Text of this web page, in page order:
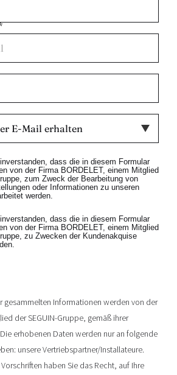
dass die in diesem Formular
von der Firma BORDELET, einem Mitglied
zum Zweck der Bearbeitung von
oder Informationen zu unseren
werden.
dass die in diesem Formular
von der Firma BORDELET, einem Mitglied
zu Zwecken der Kundenakquise
gesammelten Informationen werden von der
der SEGUIN-Gruppe, gemäß ihrer
Die erhobenen Daten werden nur an folgende
unsere Vertriebspartner/Installateure.
haben Sie das Recht, auf Ihre